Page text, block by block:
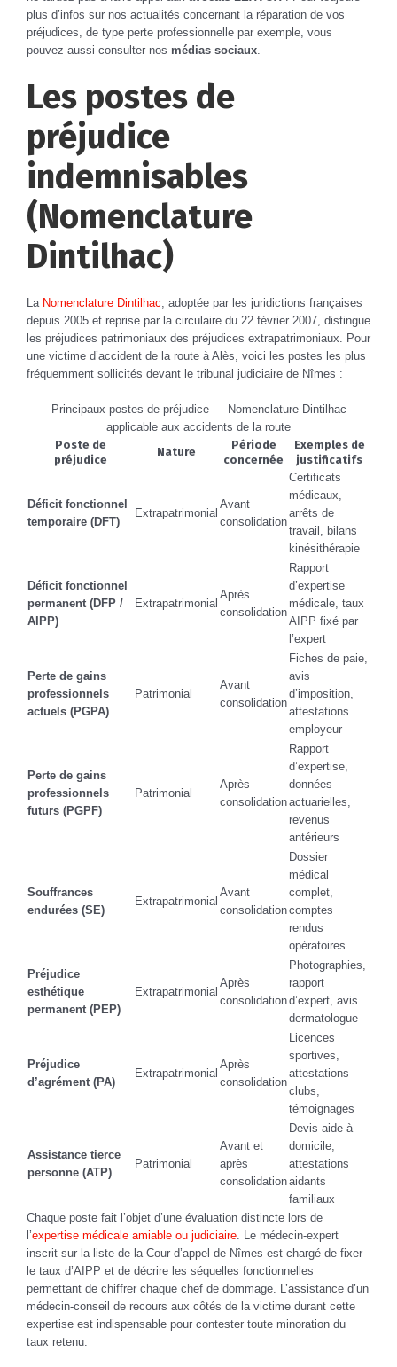
plus d’infos sur nos actualités concernant la réparation de vos
préjudices, de type perte professionnelle par exemple, vous
pouvez aussi consulter nos médias sociaux.
Les postes de
préjudice
indemnisables
(Nomenclature
Dintilhac)
La Nomenclature Dintilhac, adoptée par les juridictions françaises
depuis 2005 et reprise par la circulaire du 22 février 2007, distingue
les préjudices patrimoniaux des préjudices extrapatrimoniaux. Pour
une victime d’accident de la route à Alès, voici les postes les plus
fréquemment sollicités devant le tribunal judiciaire de Nîmes :
Principaux postes de préjudice — Nomenclature Dintilhac
applicable aux accidents de la route
Poste de
préjudice
Nature
Période
concernée
Exemples de
justificatifs
Déficit fonctionnel
temporaire (DFT)
Extrapatrimonial
Avant
consolidation
Certificats
médicaux,
arrêts de
travail, bilans
kinésithérapie
Déficit fonctionnel
permanent (DFP /
AIPP)
Extrapatrimonial
Après
consolidation
Rapport
d’expertise
médicale, taux
AIPP fixé par
l’expert
Perte de gains
professionnels
actuels (PGPA)
Patrimonial
Avant
consolidation
Fiches de paie,
avis
d’imposition,
attestations
employeur
Perte de gains
professionnels
futurs (PGPF)
Patrimonial
Après
consolidation
Rapport
d’expertise,
données
actuarielles,
revenus
antérieurs
Souffrances
endurées (SE)
Extrapatrimonial
Avant
consolidation
Dossier
médical
complet,
comptes
rendus
opératoires
Préjudice
esthétique
permanent (PEP)
Extrapatrimonial
Après
consolidation
Photographies,
rapport
d’expert, avis
dermatologue
Préjudice
d’agrément (PA)
Extrapatrimonial
Après
consolidation
Licences
sportives,
attestations
clubs,
témoignages
Assistance tierce
personne (ATP)
Patrimonial
Avant et
après
consolidation
Devis aide à
domicile,
attestations
aidants
familiaux
Chaque poste fait l’objet d’une évaluation distincte lors de
l’expertise médicale amiable ou judiciaire. Le médecin-expert
inscrit sur la liste de la Cour d’appel de Nîmes est chargé de fixer
le taux d’AIPP et de décrire les séquelles fonctionnelles
permettant de chiffrer chaque chef de dommage. L’assistance d’un
médecin-conseil de recours aux côtés de la victime durant cette
expertise est indispensable pour contester toute minoration du
taux retenu.